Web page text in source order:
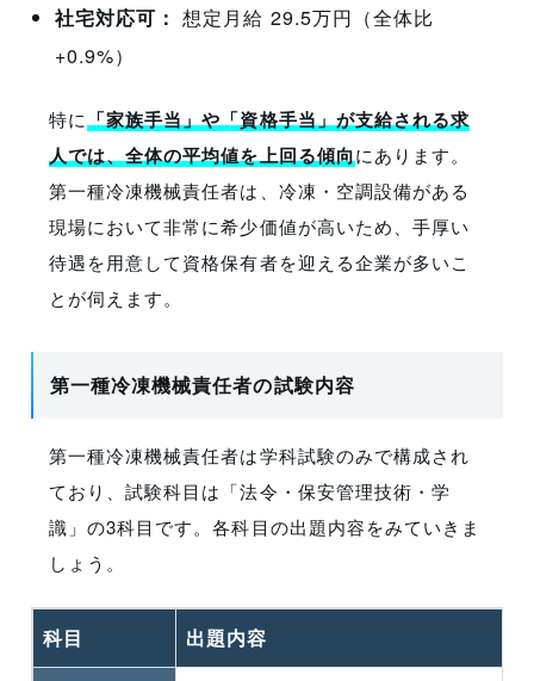
社宅対応可： 想定月給 29.5万円（全体比
+0.9%）
特に「家族手当」や「資格手当」が支給される求
人では、全体の平均値を上回る傾向にあります。
第一種冷凍機械責任者は、冷凍・空調設備がある
現場において非常に希少価値が高いため、手厚い
待遇を用意して資格保有者を迎える企業が多いこ
とが伺えます。
第一種冷凍機械責任者の試験内容
第一種冷凍機械責任者は学科試験のみで構成され
ており、試験科目は「法令・保安管理技術・学
識」の3科目です。各科目の出題内容をみていきま
しょう。
科目 出題内容